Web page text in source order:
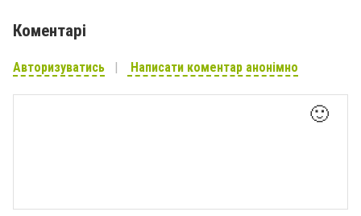
Коментарі
Авторизуватись Написати коментар анонімно
🙂